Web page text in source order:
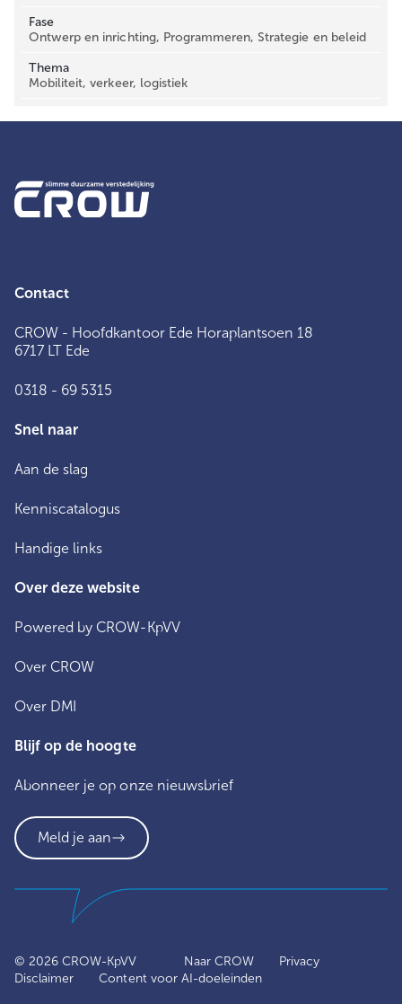
Fase
Ontwerp en inrichting, Programmeren, Strategie en beleid
Thema
Mobiliteit, verkeer, logistiek
Contact
CROW - Hoofdkantoor Ede Horaplantsoen 18
6717 LT Ede
0318 - 69 5315
Snel naar
Aan de slag
Kenniscatalogus
Handige links
Over deze website
Powered by CROW-KpVV
Over CROW
Over DMI
Blijf op de hoogte
Abonneer je op onze nieuwsbrief
Meld je aan
© 2026CROW-KpVV Naar CROW
Privacy
Disclaimer
Content voor AI-doeleinden